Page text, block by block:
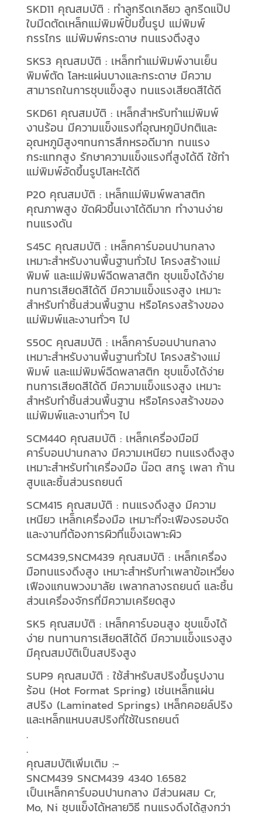
SKD11 คุณสมบัติ : ทำลูกรีดเกลียว ลูกรีดแป๊ป
ใบมีดตัดเหล็กแม่พิมพ์ปั้มขึ้นรูป แม่พิมพ์
กรรไกร แม่พิมพ์กระดาษ ทนแรงตึงสูง
SKS3 คุณสมบัติ : เหล็กทำแม่พิมพ์งานเย็น
พิมพ์ตัด โลหะแผ่นบางและกระดาษ มีความ
สามารถในการชุบแข็งสูง ทนแรงเสียดสีได้ดี
SKD61 คุณสมบัติ : เหล็กสำหรับทำแม่พิมพ์
งานร้อน มีความแข็งแรงที่อุณหภูมิปกติและ
อุณหภูมิสูงๆทนการสึกหรอดีมาก ทนแรง
กระแทกสูง รักษาความแข็งแรงที่สูงได้ดี ใช้ทำ
แม่พิมพ์อัดขึ้นรูปโลหะได้ดี
P20 คุณสมบัติ : เหล็กแม่พิมพ์พลาสติก
คุณภาพสูง ขัดผิวขึ้นเงาได้ดีมาก ทำงานง่าย
ทนแรงดัน
S45C คุณสมบัติ : เหล็กคาร์บอนปานกลาง
เหมาะสำหรับงานพื้นฐานทั่วไป โครงสร้างแม่
พิมพ์ และแม่พิมพ์ฉีดพลาสติก ชุบแข็งได้ง่าย
ทนการเสียดสีได้ดี มีความแข็งแรงสูง เหมาะ
สำหรับทำชิ้นส่วนพื้นฐาน หรือโครงสร้างของ
แม่พิมพ์และงานทั่วๆ ไป
S50C คุณสมบัติ : เหล็กคาร์บอนปานกลาง
เหมาะสำหรับงานพื้นฐานทั่วไป โครงสร้างแม่
พิมพ์ และแม่พิมพ์ฉีดพลาสติก ชุบแข็งได้ง่าย
ทนการเสียดสีได้ดี มีความแข็งแรงสูง เหมาะ
สำหรับทำชิ้นส่วนพื้นฐาน หรือโครงสร้างของ
แม่พิมพ์และงานทั่วๆ ไป
SCM440 คุณสมบัติ : เหล็กเครื่องมือมี
คาร์บอนปานกลาง มีความเหนียว ทนแรงตึงสูง
เหมาะสำหรับทำเครื่องมือ น๊อต สกรู เพลา ก้าน
สูบและชิ้นส่วนรถยนต์
SCM415 คุณสมบัติ : ทนแรงดึงสูง มีความ
เหนียว เหล็กเครื่องมือ เหมาะที่จะเฟืองรอบจัด
และงานที่ต้องการผิวที่แข็งเฉพาะผิว
SCM439,SNCM439 คุณสมบัติ : เหล็กเครื่อง
มือทนแรงดึงสูง เหมาะสำหรับทำเพลาข้อเหวี่ยง
เฟืองแกนพวงมาลัย เพลากลางรถยนต์ และชิ้น
ส่วนเครื่องจักรที่มีความเครียดสูง
SK5 คุณสมบัติ : เหล็กคาร์บอนสูง ชุบแข็งได้
ง่าย ทนทานการเสียดสีได้ดี มีความแข็งแรงสูง
มีคุณสมบัติเป็นสปริงสูง
SUP9 คุณสมบัติ : ใช้สำหรับสปริงขึ้นรูปงาน
ร้อน (Hot Format Spring) เช่นเหล็กแผ่น
สปริง (Laminated Springs) เหล็กคอยล์ปริง
และเหล็กแหนบสปริงที่ใช้ในรถยนต์
.
.
คุณสมบัติเพิ่มเติม :-
SNCM439 SNCM439 4340 1.6582
เป็นเหล็กคาร์บอนปานกลาง มีส่วนผสม Cr,
Mo, Ni ชุบแข็งได้หลายวิธี ทนแรงดึงได้สูงกว่า